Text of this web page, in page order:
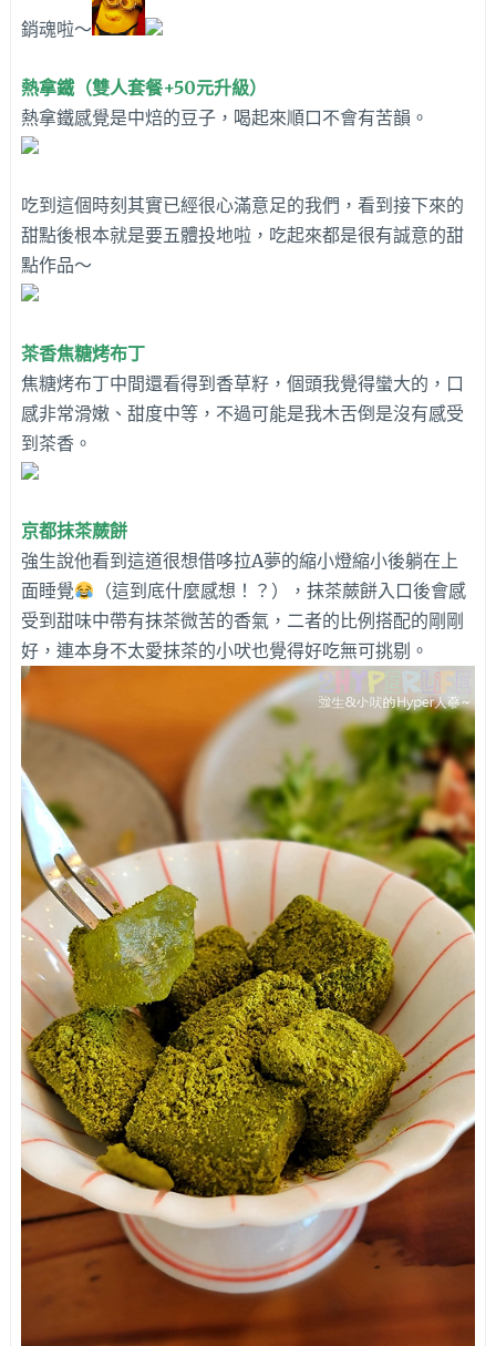
銷魂啦～
熱拿鐵（雙人套餐+50元升級）
熱拿鐵感覺是中焙的豆子，喝起來順口不會有苦韻。
吃到這個時刻其實已經很心滿意足的我們，看到接下來的
甜點後根本就是要五體投地啦，吃起來都是很有誠意的甜
點作品～
茶香焦糖烤布丁
焦糖烤布丁中間還看得到香草籽，個頭我覺得蠻大的，口
感非常滑嫩、甜度中等，不過可能是我木舌倒是沒有感受
到茶香。
京都抹茶蕨餅
強生說他看到這道很想借哆拉A夢的縮小燈縮小後躺在上
面睡覺
（這到底什麼感想！？），抹茶蕨餅入口後會感
受到甜味中帶有抹茶微苦的香氣，二者的比例搭配的剛剛
好，連本身不太愛抹茶的小吠也覺得好吃無可挑剔。